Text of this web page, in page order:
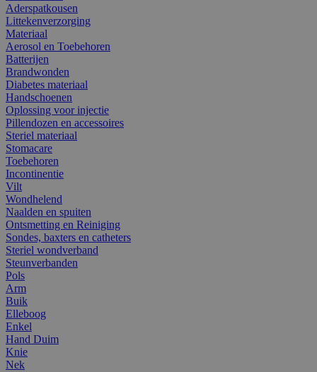
Aderspatkousen
Littekenverzorging
Materiaal
Aerosol en Toebehoren
Batterijen
Brandwonden
Diabetes materiaal
Handschoenen
Oplossing voor injectie
Pillendozen en accessoires
Steriel materiaal
Stomacare
Toebehoren
Incontinentie
Vilt
Wondhelend
Naalden en spuiten
Ontsmetting en Reiniging
Sondes, baxters en catheters
Steriel wondverband
Steunverbanden
Pols
Arm
Buik
Elleboog
Enkel
Hand Duim
Knie
Nek